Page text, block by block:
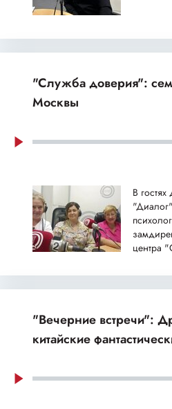
"Служба доверия":
Москвы
В
центра
"Вечерние встречи":
китайские